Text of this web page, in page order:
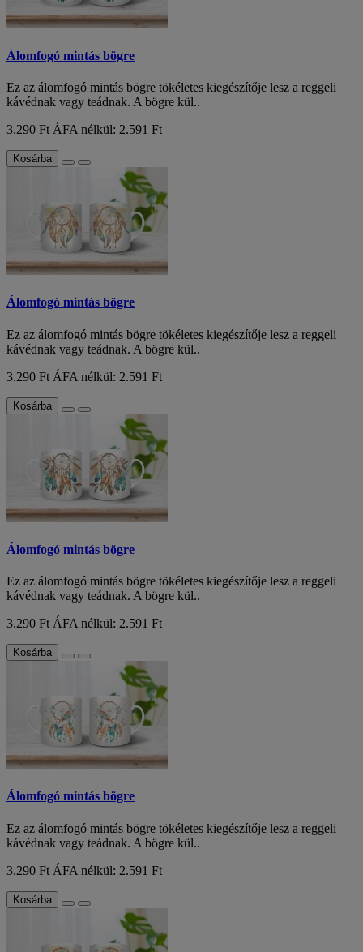
Álomfogó mintás bögre
Ez az álomfogó mintás bögre tökéletes kiegészítője lesz a reggeli
kávédnak vagy teádnak. A bögre kül..
3.290 Ft ÁFA nélkül: 2.591 Ft
Kosárba
Álomfogó mintás bögre
Ez az álomfogó mintás bögre tökéletes kiegészítője lesz a reggeli
kávédnak vagy teádnak. A bögre kül..
3.290 Ft ÁFA nélkül: 2.591 Ft
Kosárba
Álomfogó mintás bögre
Ez az álomfogó mintás bögre tökéletes kiegészítője lesz a reggeli
kávédnak vagy teádnak. A bögre kül..
3.290 Ft ÁFA nélkül: 2.591 Ft
Kosárba
Álomfogó mintás bögre
Ez az álomfogó mintás bögre tökéletes kiegészítője lesz a reggeli
kávédnak vagy teádnak. A bögre kül..
3.290 Ft ÁFA nélkül: 2.591 Ft
Kosárba